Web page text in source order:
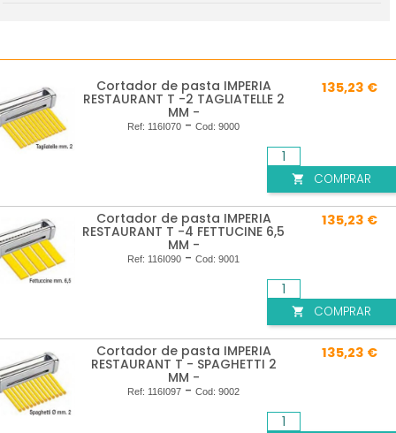
Cortador de pasta IMPERIA
RESTAURANT T -2 TAGLIATELLE 2
MM -
Ref: 116I070 - Cod: 9000
135,23 €
 COMPRAR
Cortador de pasta IMPERIA
RESTAURANT T -4 FETTUCINE 6,5
MM -
Ref: 116I090 - Cod: 9001
135,23 €
 COMPRAR
Cortador de pasta IMPERIA
RESTAURANT T - SPAGHETTI 2
MM -
Ref: 116I097 - Cod: 9002
135,23 €